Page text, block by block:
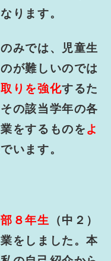
ります。
みでは、児童生
が難しいのでは
りを強化するた
の該当学年の各
をするものをよ
います。
８年生
（中２）
をしました。本